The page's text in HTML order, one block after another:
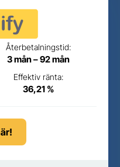
Återbetalningstid:
3 mån – 92 mån
Effektiv ränta:
36,21 %